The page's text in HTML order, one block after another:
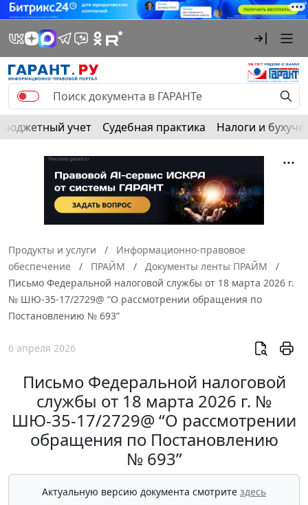
Бюджетный учет Судебная практика Налоги и
Продукты и услуги
Информационно-правовое
обеспечение
ПРАЙМ
Документы ленты ПРАЙМ
Письмо Федеральной налоговой службы от 18 марта 2026 г.
№ ШЮ-35-17/2729@ “О рассмотрении обращения по
Постановлению № 693”
6 апреля 2026
Письмо Федеральной налоговой
службы от 18 марта 2026 г. №
ШЮ-35-17/2729@ “О рассмотрении
обращения по Постановлению
№ 693”
Актуальную версию документа смотрите здесь